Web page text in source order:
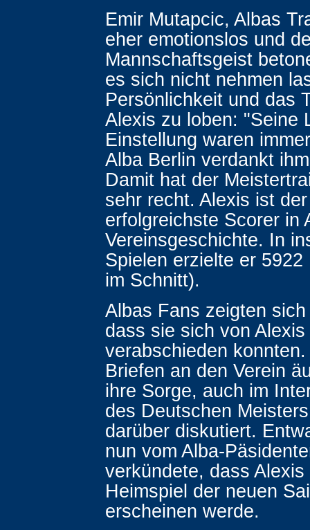
Emir Mutapcic, Albas
eher emotionslos und
Mannschaftsgeist
es sich nicht nehmen
Persönlichkeit und das
Alexis zu loben: "Seine
Einstellung waren
Alba Berlin verdankt
Damit hat der
sehr recht. Alexis ist der
erfolgreichste Scorer in
Vereinsgeschichte. In
Spielen erzielte er
im Schnitt).
Albas Fans zeigten
dass sie sich von
verabschieden
Briefen an den Verein
ihre Sorge, auch im
des Deutschen
darüber diskutiert.
nun vom Alba-
verkündete, dass
Heimspiel der neuen
erscheinen werde.